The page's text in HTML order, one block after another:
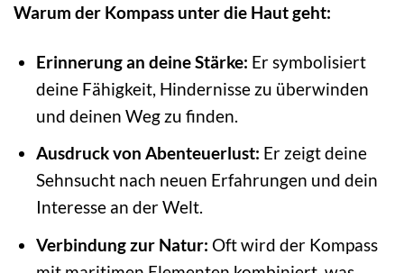
Warum der Kompass unter die Haut geht:
Erinnerung an deine Stärke: Er symbolisiert
deine Fähigkeit, Hindernisse zu überwinden
und deinen Weg zu finden.
Ausdruck von Abenteuerlust: Er zeigt deine
Sehnsucht nach neuen Erfahrungen und dein
Interesse an der Welt.
Verbindung zur Natur: Oft wird der Kompass